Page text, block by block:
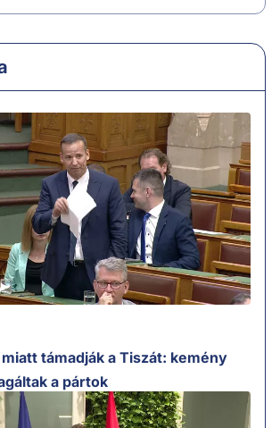
támadják a Tiszát: kemény
a pártok